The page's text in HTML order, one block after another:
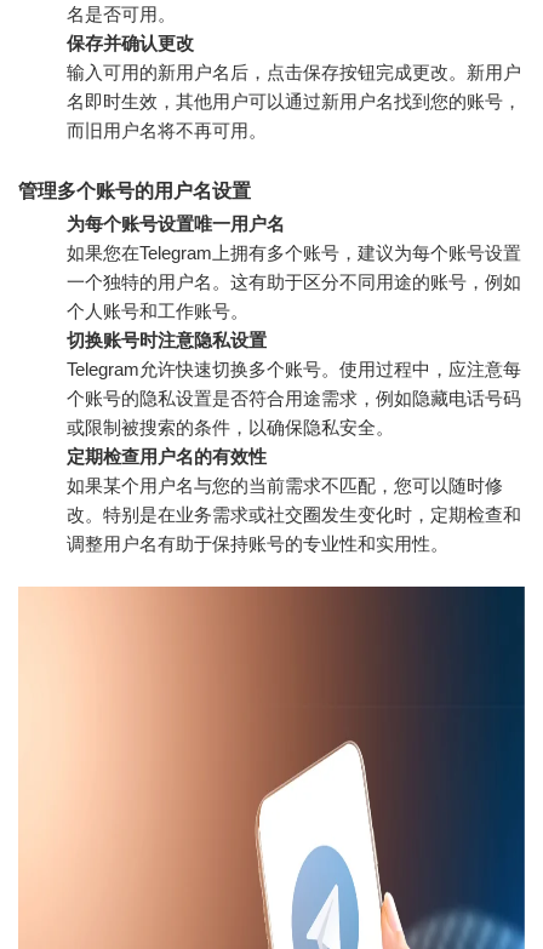
名是否可用。
保存并确认更改
输入可用的新用户名后，点击保存按钮完成更改。新用户
名即时生效，其他用户可以通过新用户名找到您的账号，
而旧用户名将不再可用。
管理多个账号的用户名设置
为每个账号设置唯一用户名
如果您在Telegram上拥有多个账号，建议为每个账号设置
一个独特的用户名。这有助于区分不同用途的账号，例如
个人账号和工作账号。
切换账号时注意隐私设置
Telegram允许快速切换多个账号。使用过程中，应注意每
个账号的隐私设置是否符合用途需求，例如隐藏电话号码
或限制被搜索的条件，以确保隐私安全。
定期检查用户名的有效性
如果某个用户名与您的当前需求不匹配，您可以随时修
改。特别是在业务需求或社交圈发生变化时，定期检查和
调整用户名有助于保持账号的专业性和实用性。